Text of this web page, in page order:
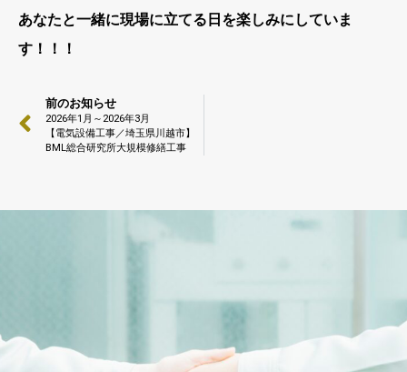
あなたと一緒に現場に立てる日を楽しみにしていま
す！！！
前のお知らせ
2026年1月～2026年3月
【電気設備工事／埼玉県川越市】
BML総合研究所大規模修繕工事